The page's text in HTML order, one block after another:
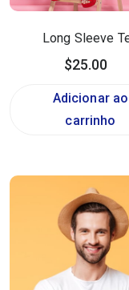
Long Sleeve
$25.00
Adicionar ao
carrinho